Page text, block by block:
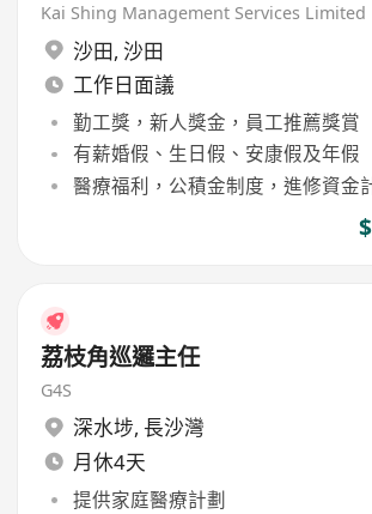
Kai Shing Management Services Limited
沙田, 沙田
工作日面議
勤工獎，新人獎金，員工推薦獎賞
有薪婚假、生日假、安康假及年假
醫療福利，公積金制度，進修資金
荔枝角巡邏主任
G4S
深水埗, 長沙灣
月休4天
提供家庭醫療計劃